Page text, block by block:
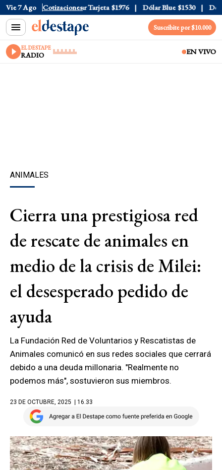
Vie 7 Ago Cotizaciones
Oficial $1520 Dólar Tarjeta $1976 Dólar Blue $1530 Dólar
Suscribite por $10.000
EL DESTAPE
RADIO EN VIVO
ANIMALES
Cierra una prestigiosa red
de rescate de animales en
medio de la crisis de Milei:
el desesperado pedido de
ayuda
La Fundación Red de Voluntarios y Rescatistas de
Animales comunicó en sus redes sociales que cerrará
debido a una deuda millonaria. "Realmente no
podemos más", sostuvieron sus miembros.
23 DE OCTUBRE, 2025 | 16.33